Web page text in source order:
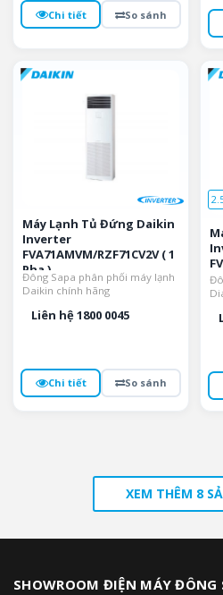
Chi tiết So sánh
Máy Lạnh Tủ Đứng Daikin
Inverter
FVA71AMVM/RZF71CV2V ( 1
Pha )
Đông Sapa phân phối máy lạnh
Daikin chính hãng
Liên hệ 1800 0045
Chi tiết So sánh
XEM THÊM 8
SHOWROOM ĐIỆN MÁY ĐÔNG